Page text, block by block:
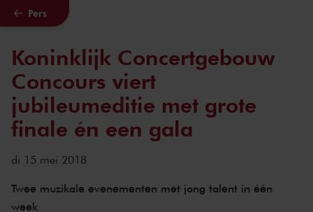
Naar hoofdcontent
Pers
Koninklijk Concertgebouw
Concours viert
jubileumeditie met grote
finale én een gala
di 15 mei 2018
Twee muzikale evenementen met jong talent in één
week